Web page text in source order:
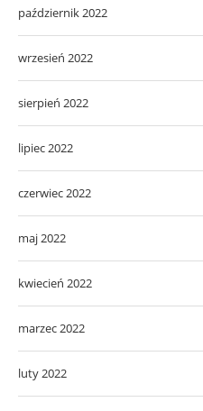
październik 2022
wrzesień 2022
sierpień 2022
lipiec 2022
czerwiec 2022
maj 2022
kwiecień 2022
marzec 2022
luty 2022